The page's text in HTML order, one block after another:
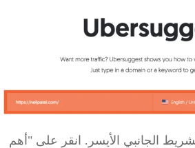
الجانبي الأيسر.انقر على "أهم